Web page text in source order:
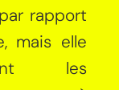
rapport
mais elle
les